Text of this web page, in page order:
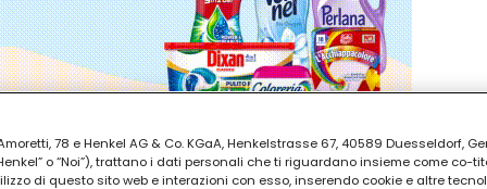
78 e Henkel AG & Co. KGaA, Henkelstrasse 67, 40589 Duesseldorf,
o “Noi”), trattano i dati personali che ti riguardano insieme come co-
di questo sito web e interazioni con esso, inserendo cookie e altre